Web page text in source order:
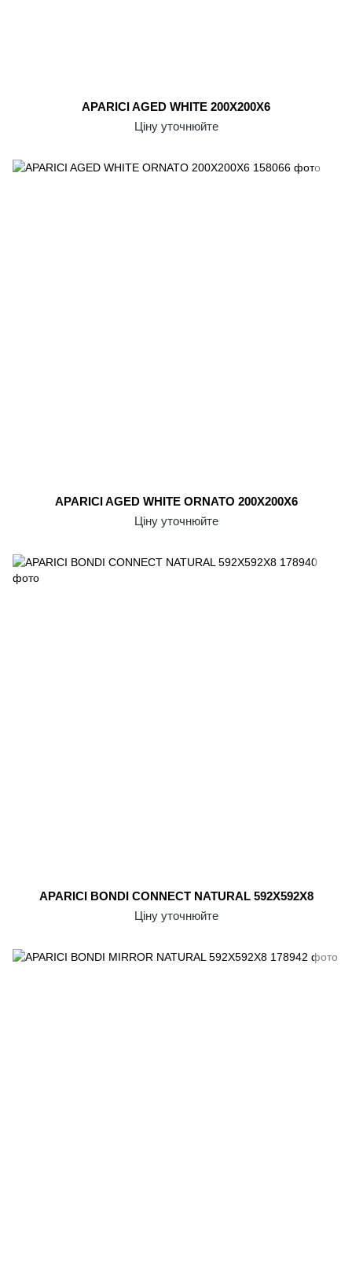
APARICI AGED WHITE 200X200X6
Ціну уточнюйте
APARICI AGED WHITE ORNATO 200X200X6
Ціну уточнюйте
APARICI BONDI CONNECT NATURAL 592X592X8
Ціну уточнюйте